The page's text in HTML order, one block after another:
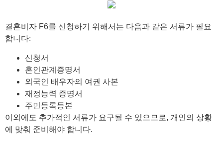
결혼비자 F6를 신청하기 위해서는 다음과 같은 서류가 필요
합니다:
신청서
혼인관계증명서
외국인 배우자의 여권 사본
재정능력 증명서
주민등록등본
이외에도 추가적인 서류가 요구될 수 있으므로, 개인의 상황
에 맞춰 준비해야 합니다.